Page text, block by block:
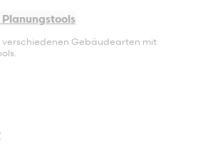
verschiedenen Gebäudearten mit